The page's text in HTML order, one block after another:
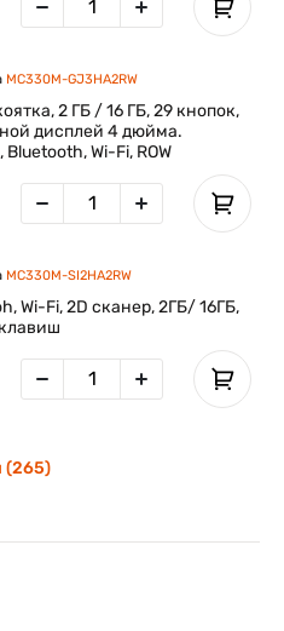
MC330M-GJ3HA2RW
2 ГБ / 16 ГБ, 29 кнопок,
дисплей 4 дюйма.
Wi-Fi, ROW
MC330M-SI2HA2RW
Wi-Fi, 2D сканер, 2ГБ/ 16ГБ,
(265)